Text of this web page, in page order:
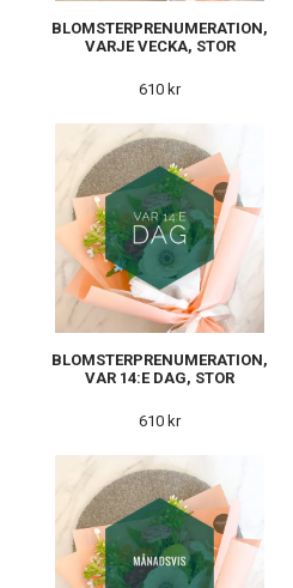
BLOMSTERPRENUMERATION,
VARJE VECKA, STOR
610 kr
BLOMSTERPRENUMERATION,
VAR 14:E DAG, STOR
610 kr